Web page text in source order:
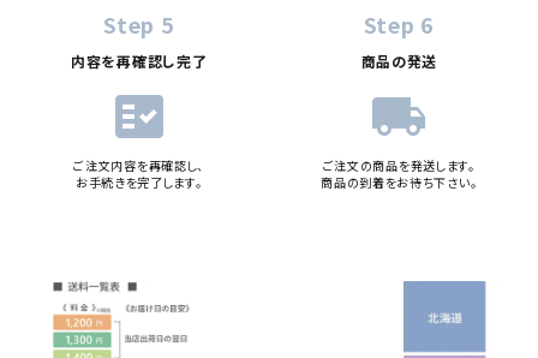
Step 5
内容を再確認し完了
fact_check
ご注文内容を再確認し、
お手続きを完了します。
Step 6
商品の発送
local_shipping
ご注文の商品を発送します。
商品の到着をお待ち下さい。